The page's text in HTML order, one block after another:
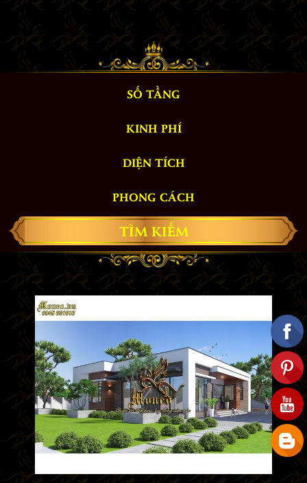
SỐ TẦNG
KINH PHÍ
DIỆN TÍCH
PHONG CÁCH
TÌM KIẾM